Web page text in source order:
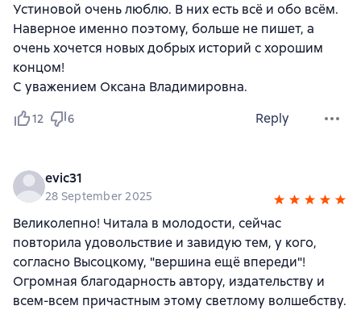
Устиновой очень люблю. В них есть всё и обо всём.
Наверное именно поэтому, больше не пишет, а
очень хочется новых добрых историй с хорошим
концом!
С уважением Оксана Владимировна.
12 6 Reply
evic31
28 September 2025
Великолепно! Читала в молодости, сейчас
повторила удовольствие и завидую тем, у кого,
согласно Высоцкому, "вершина ещё впереди"!
Огромная благодарность автору, издательству и
всем-всем причастным этому светлому волшебству.